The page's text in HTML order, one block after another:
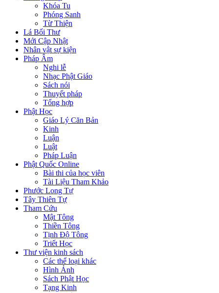
Khóa Tu
Phóng Sanh
Từ Thiện
Lá Bối Thư
Mới Cập Nhật
Nhân vật sự kiện
Pháp Âm
Nghi lễ
Nhạc Phật Giáo
Sách nói
Thuyết pháp
Tổng hợp
Phật Học
Giáo Lý Căn Bản
Kinh
Luận
Luật
Pháp Luận
Phật Quốc Online
Bài thi của học viên
Tài Liệu Tham Khảo
Phước Long Tự
Tây Thiên Tự
Tham Cứu
Mật Tông
Thiền Tông
Tịnh Độ Tông
Triết Học
Thư viện kinh sách
Các thể loại khác
Hình Ảnh
Sách Phật Học
Tạng Kinh